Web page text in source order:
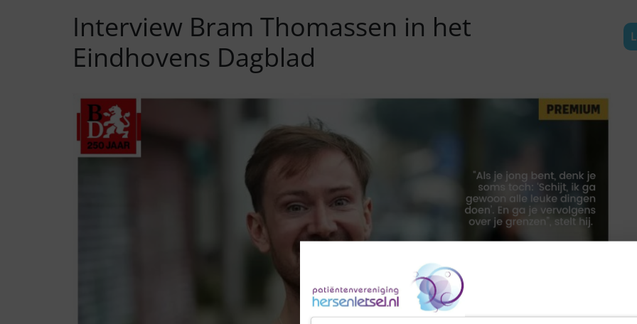
Interview Bram Thomassen in het
Eindhovens Dagblad